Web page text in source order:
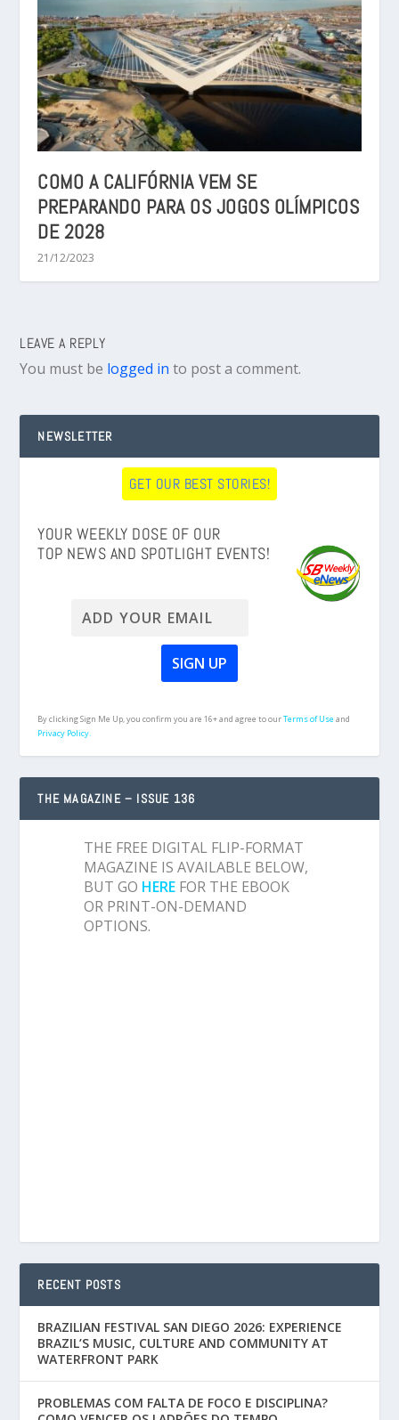
COMO A CALIFÓRNIA VEM SE
PREPARANDO PARA OS JOGOS OLÍMPICOS
DE 2028
21/12/2023
LEAVE A REPLY
You must be logged in to post a comment.
NEWSLETTER
GET OUR BEST STORIES!
YOUR WEEKLY DOSE OF OUR
TOP NEWS AND SPOTLIGHT EVENTS!
By clicking Sign Me Up, you confirm you are 16+ and agree to ourTerms of Useand
Privacy Policy.
THE MAGAZINE – ISSUE 136
THE FREE DIGITAL FLIP-FORMAT
MAGAZINE IS AVAILABLE BELOW,
BUT GO HERE FOR THE EBOOK
OR PRINT-ON-DEMAND
OPTIONS.
RECENT POSTS
BRAZILIAN FESTIVAL SAN DIEGO 2026: EXPERIENCE
BRAZIL’S MUSIC, CULTURE AND COMMUNITY AT
WATERFRONT PARK
PROBLEMAS COM FALTA DE FOCO E DISCIPLINA?